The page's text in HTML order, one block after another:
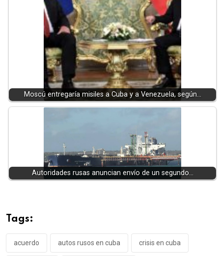
Moscú entregaría misiles a Cuba y a Venezuela, según…
Autoridades rusas anuncian envío de un segundo…
Tags:
acuerdo autos rusos en cuba crisis en cuba